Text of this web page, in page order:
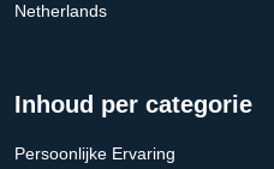
Netherlands
Inhoud per categorie
Persoonlijke Ervaring